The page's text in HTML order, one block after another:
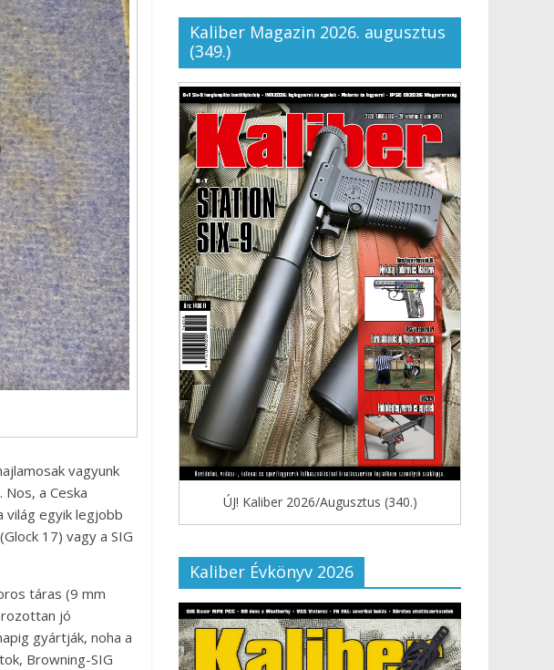
vagyunk
a Ceska
világ egyik legjobb
17) vagy a SIG
táras (9 mm
jó
gyártják, noha a
Browning-SIG
Kaliber Magazin 2026. augusztus
(349.)
ÚJ! Kaliber 2026/Augusztus (340.)
Kaliber Évkönyv 2026